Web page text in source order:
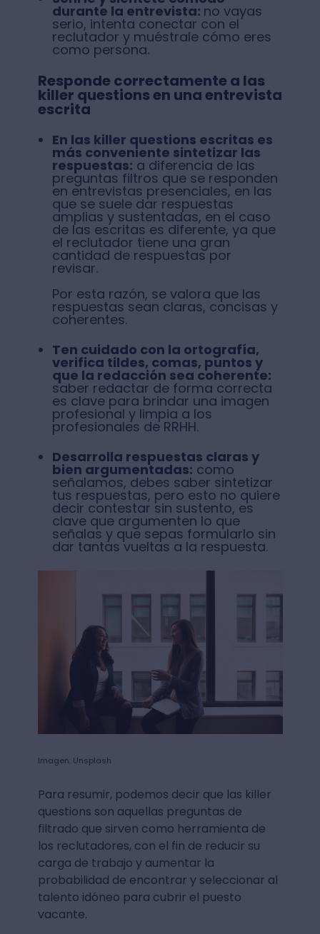
durante la entrevista: no vayas
serio, intenta conectar con el
reclutador y muéstrale cómo eres
como persona.
Responde correctamente a las
killer questions en una entrevista
escrita
En las killer questions escritas es
más conveniente sintetizar las
respuestas: a diferencia de las
preguntas filtros que se responden
en entrevistas presenciales, en las
que se suele dar respuestas
amplias y sustentadas, en el caso
de las escritas es diferente, ya que
el reclutador tiene una gran
cantidad de respuestas por
revisar.
Por esta razón, se valora que las
respuestas sean claras, concisas y
coherentes.
Ten cuidado con la ortografía,
verifica tildes, comas, puntos y
que la redacción sea coherente:
saber redactar de forma correcta
es clave para brindar una imagen
profesional y limpia a los
profesionales de RRHH.
Desarrolla respuestas claras y
bien argumentadas: como
señalamos, debes saber sintetizar
tus respuestas, pero esto no quiere
decir contestar sin sustento, es
clave que argumenten lo que
señalas y que sepas formularlo sin
dar tantas vueltas a la respuesta.
Imagen: Unsplash
Para resumir, podemos decir que las killer
questions son aquellas preguntas de
filtrado que sirven como herramienta de
los reclutadores, con el fin de reducir su
carga de trabajo y aumentar la
probabilidad de encontrar y seleccionar al
talento idóneo para cubrir el puesto
vacante.